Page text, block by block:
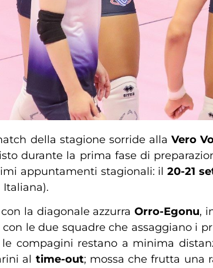
della stagione sorride allaVero
durante la prima fase di
appuntamenti stagionali: il20-21
la diagonale azzurraOrro-Egonu,
le due squadre che assaggiano i
compagini restano a minima
al time-out; mossa che frutta una